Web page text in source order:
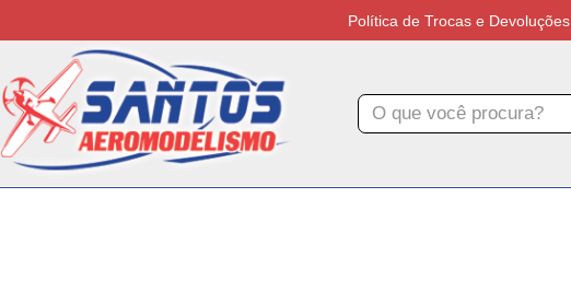
Política de Trocas e Devoluções